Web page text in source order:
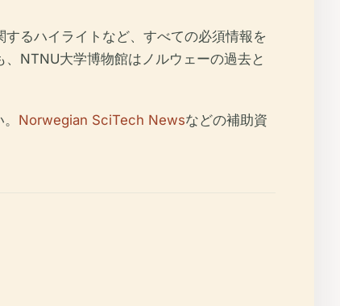
るハイライトなど、すべての必須情報を
NTNU大学博物館はノルウェーの過去と
Norwegian SciTech Newsなどの補助資